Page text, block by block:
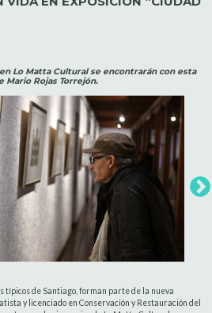
Lo Matta Cultural se encontrarán con esta
Mario Rojas Torrejón.
típicos de Santiago, forman parte de la nueva
y licenciado en Conservación y Restauración del